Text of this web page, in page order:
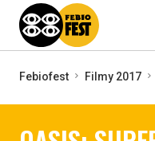
Febiofest Filmy 2017